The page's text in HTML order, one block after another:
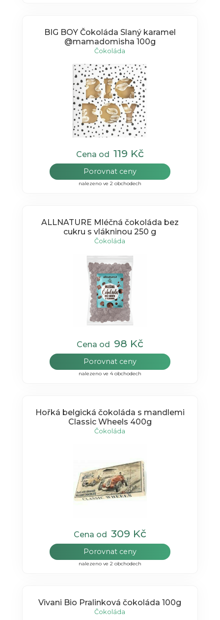
BIG BOY Čokoláda Slaný karamel
@mamadomisha 100g
Čokoláda
Cena od 119 Kč
Porovnat ceny
nalezeno ve 2 obchodech
ALLNATURE Mléčná čokoláda bez
cukru s vlákninou 250 g
Čokoláda
Cena od 98 Kč
Porovnat ceny
nalezeno ve 4 obchodech
Hořká belgická čokoláda s mandlemi
Classic Wheels 400g
Čokoláda
Cena od 309 Kč
Porovnat ceny
nalezeno ve 2 obchodech
Vivani Bio Pralinková čokoláda 100g
Čokoláda